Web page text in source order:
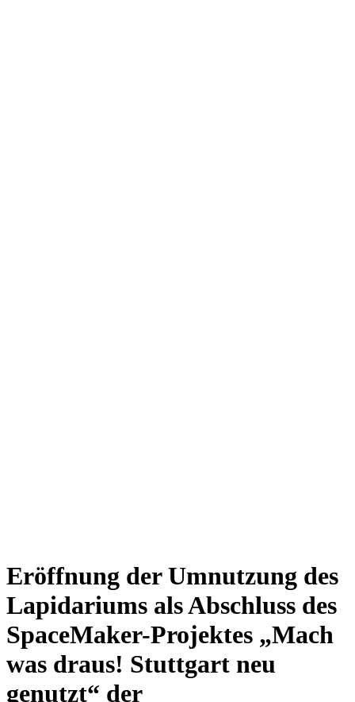
Eröffnung der Umnutzung des
Lapidariums als Abschluss des
SpaceMaker-Projektes „Mach
was draus! Stuttgart neu
genutzt“ der